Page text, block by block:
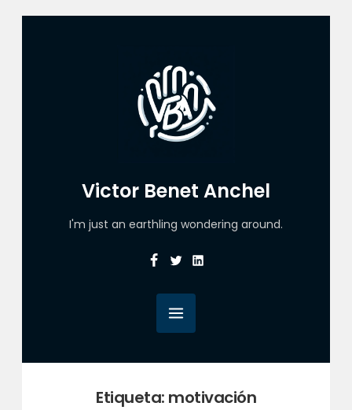
Victor Benet Anchel
I'm just an earthling wondering around.
Facebook
TwitterLinkedin
Etiqueta: motivación